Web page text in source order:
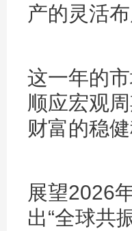
产的灵活
这一年的
顺应宏观
财富的稳健
展望2026
出“全球共